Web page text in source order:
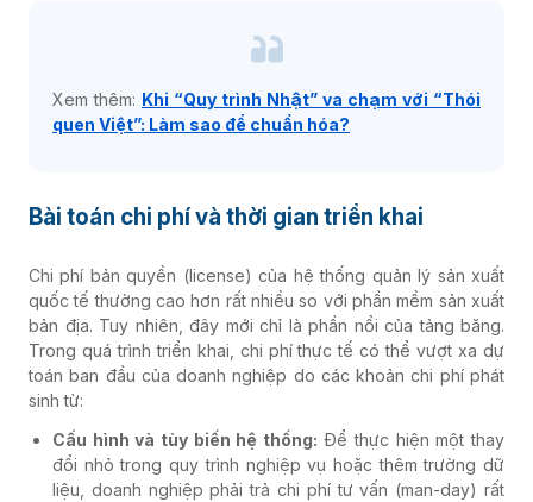
Xem thêm: Khi “Quy trình Nhật” va chạm với “Thói
quen Việt”: Làm sao để chuẩn hóa?
Bài toán chi phí và thời gian triển khai
Chi phí bản quyền (license) của hệ thống quản lý sản xuất
quốc tế thường cao hơn rất nhiều so với phần mềm sản xuất
bản địa. Tuy nhiên, đây mới chỉ là phần nổi của tảng băng.
Trong quá trình triển khai, chi phí thực tế có thể vượt xa dự
toán ban đầu của doanh nghiệp do các khoản chi phí phát
sinh từ:
Cấu hình và tùy biến hệ thống: Để thực hiện một thay
đổi nhỏ trong quy trình nghiệp vụ hoặc thêm trường dữ
liệu, doanh nghiệp phải trả chi phí tư vấn (man-day) rất